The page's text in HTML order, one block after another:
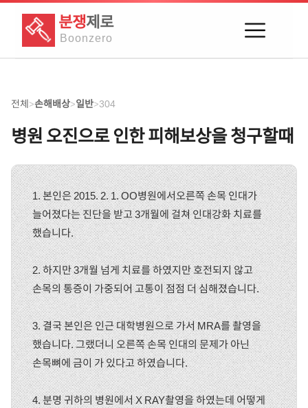
분쟁제로
Boonzero
전체>손해배상>일반>304
병원 오진으로 인한 피해보상을 청구할때
1. 본인은 2015. 2. 1. OO병원에서오른쪽 손목 인대가
늘어졌다는 진단을 받고 3개월에 걸쳐 인대강화 치료를
했습니다.
2. 하지만 3개월 넘게 치료를 하였지만 호전되지 않고
손목의 통증이 가중되어 고통이 점점 더 심해졌습니다.
3. 결국 본인은 인근 대학병원으로 가서 MRA를 촬영을
했습니다. 그랬더니 오른쪽 손목 인대의 문제가 아닌
손목뼈에 금이 가 있다고 하였습니다.
4. 분명 귀하의 병원에서 X RAY촬영을 하였는데 어떻게